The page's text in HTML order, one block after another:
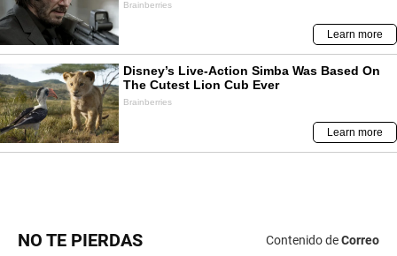
NO TE PIERDAS Contenido deCorreo